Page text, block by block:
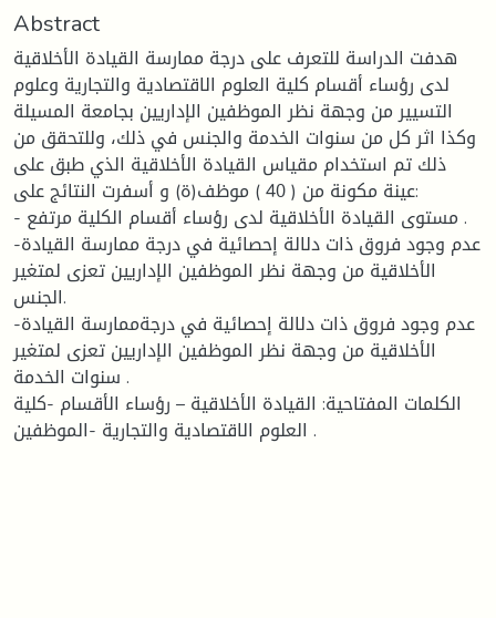
Abstract
هدفت الدراسة للتعرف على درجة ممارسة القيادة الأخلاقية
لدى رؤساء أقسام كلية العلوم الاقتصادية والتجارية وعلوم
التسيير من وجهة نظر الموظفين الإداريين بجامعة المسيلة
وكذا اثر كل من سنوات الخدمة والجنس في ذلك، وللتحقق من
ذلك تم استخدام مقياس القيادة الأخلاقية الذي طبق على
عينة مكونة من ( 40 ) موظف(ة) و أسفرت النتائج على:
- مستوى القيادة الأخلاقية لدى رؤساء أقسام الكلية مرتفع .
-عدم وجود فروق ذات دلالة إحصائية في درجة ممارسة القيادة
الأخلاقية من وجهة نظر الموظفين الإداريين تعزى لمتغير
الجنس.
-عدم وجود فروق ذات دلالة إحصائية في درجةممارسة القيادة
الأخلاقية من وجهة نظر الموظفين الإداريين تعزى لمتغير
سنوات الخدمة .
الكلمات المفتاحية: القيادة الأخلاقية – رؤساء الأقسام -كلية
العلوم الاقتصادية والتجارية -الموظفين .